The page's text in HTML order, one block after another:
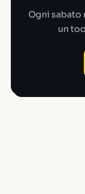
Ogni sabato
un